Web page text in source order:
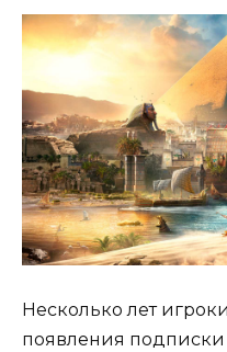
Несколько лет
появления подписки